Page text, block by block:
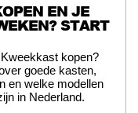
EN JE
START
kopen?
goede kasten,
en welke modellen
in Nederland.